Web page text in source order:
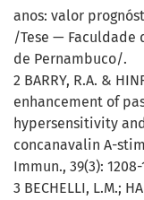
anos: valor
/Tese — Faculdade
de Pernambuco/.
2 BARRY, R.A. &
enhancement of
hypersensitivity
concanavalin A-
Immun., 39(3): 1208-
3 BECHELLI, L.M.;